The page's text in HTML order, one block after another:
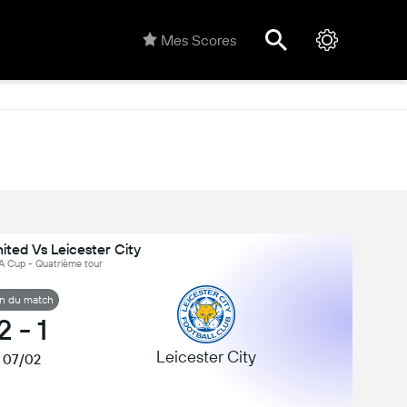
Mes Scores
Vs Leicester City
Cup - Quatrième tour
du match
- 1
07/02 Leicester City